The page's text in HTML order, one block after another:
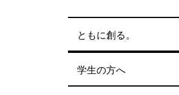
ともに創る。
学生の方へ